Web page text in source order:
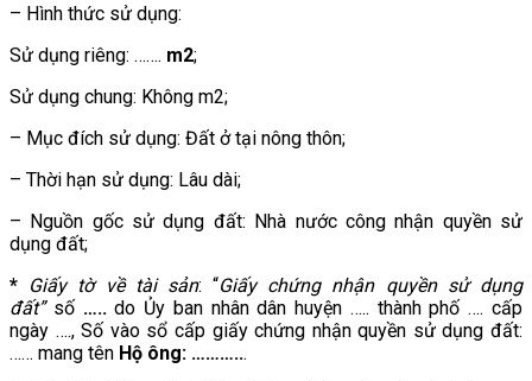
– Hình thức sử dụng:
Sử dụng riêng: ……. m2;
Sử dụng chung: Không m2;
– Mục đích sử dụng: Đất ở tại nông thôn;
– Thời hạn sử dụng: Lâu dài;
– Nguồn gốc sử dụng đất: Nhà nước công nhận quyền sử
dụng đất;
* Giấy tờ về tài sản: “Giấy chứng nhận quyền sử dụng
đất”số …..do Ủy ban nhân dân huyện ….. thành phố …. cấp
ngày …., Số vào sổ cấp giấy chứng nhận quyền sử dụng đất:
…… mang tên Hộ ông: ………...